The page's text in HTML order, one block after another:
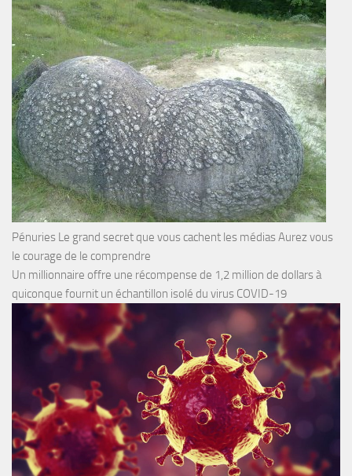
Pénuries Le grand secret que vous cachent les médias Aurez vous
le courage de le comprendre
Un millionnaire offre une récompense de 1,2 million de dollars à
quiconque fournit un échantillon isolé du virus COVID-19